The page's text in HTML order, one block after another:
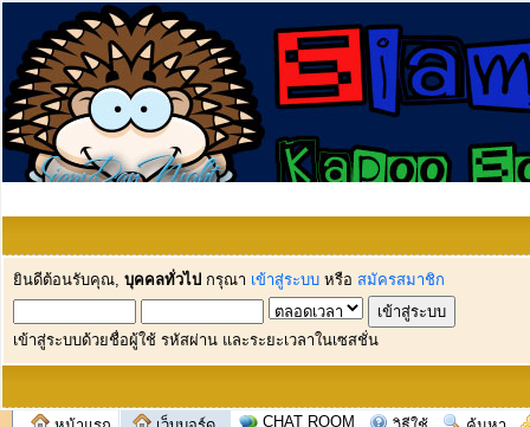
ยินดีต้อนรับคุณ, บุคคลทั่วไป กรุณา เข้าสู่ระบบ หรือ สมัครสมาชิก
เข้าสู่ระบบด้วยชื่อผู้ใช้ รหัสผ่าน และระยะเวลาในเซสชั่น
CHAT ROOM